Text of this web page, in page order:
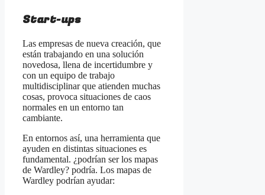
Start-ups
Las empresas de nueva creación, que
están trabajando en una solución
novedosa, llena de incertidumbre y
con un equipo de trabajo
multidisciplinar que atienden muchas
cosas, provoca situaciones de caos
normales en un entorno tan
cambiante.
En entornos así, una herramienta que
ayuden en distintas situaciones es
fundamental. ¿podrían ser los mapas
de Wardley? podría. Los mapas de
Wardley podrían ayudar: